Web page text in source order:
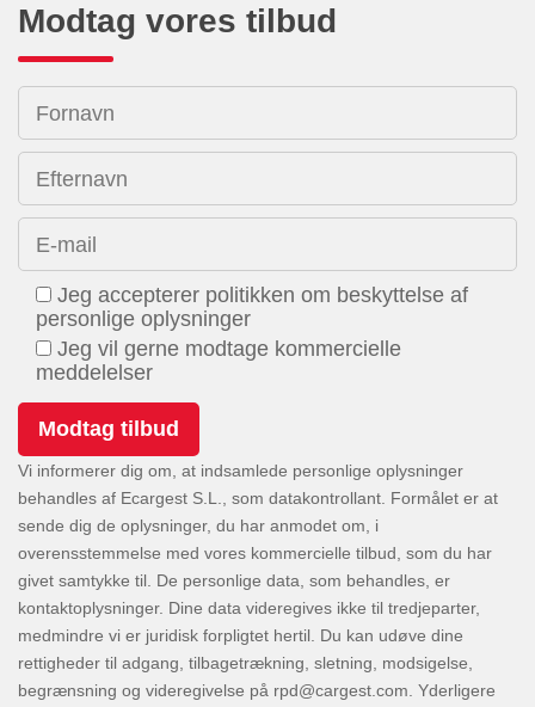
Modtag vores tilbud
Fornavn
Efternavn
E-mail
Jeg accepterer politikken om beskyttelse af
personlige oplysninger
Jeg vil gerne modtage kommercielle
meddelelser
Vi informerer dig om, at indsamlede personlige oplysninger
behandles af Ecargest S.L., som datakontrollant. Formålet er at
sende dig de oplysninger, du har anmodet om, i
overensstemmelse med vores kommercielle tilbud, som du har
givet samtykke til. De personlige data, som behandles, er
kontaktoplysninger. Dine data videregives ikke til tredjeparter,
medmindre vi er juridisk forpligtet hertil. Du kan udøve dine
rettigheder til adgang, tilbagetrækning, sletning, modsigelse,
begrænsning og videregivelse på
. Yderligere